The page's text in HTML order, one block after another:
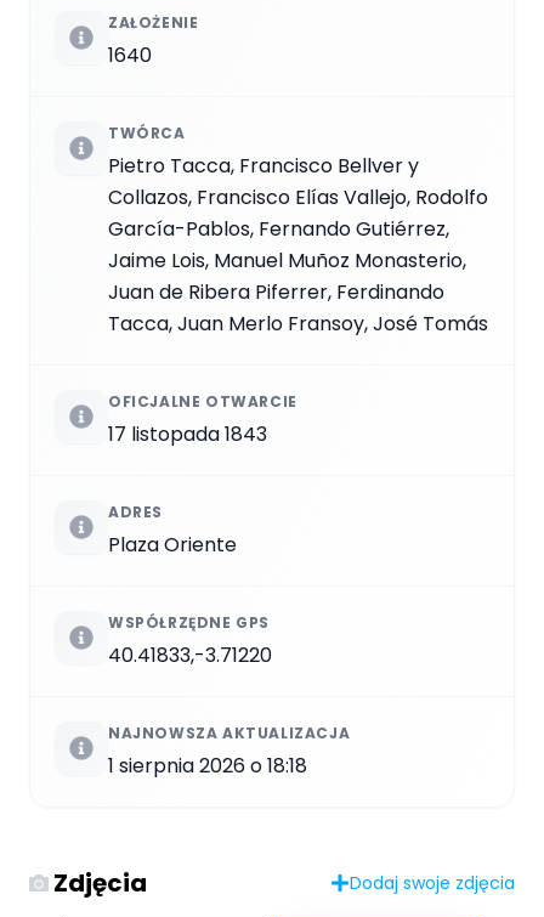
ZAŁOŻENIE
1640
TWÓRCA
Pietro Tacca, Francisco Bellver y
Collazos, Francisco Elías Vallejo, Rodolfo
García-Pablos, Fernando Gutiérrez,
Jaime Lois, Manuel Muñoz Monasterio,
Juan de Ribera Piferrer, Ferdinando
Tacca, Juan Merlo Fransoy, José Tomás
OFICJALNE OTWARCIE
17 listopada 1843
ADRES
Plaza Oriente
WSPÓŁRZĘDNE GPS
40.41833,-3.71220
NAJNOWSZA AKTUALIZACJA
1 sierpnia 2026 o 18:18
Zdjęcia Dodaj swoje zdjęcia